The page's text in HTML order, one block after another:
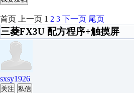
首页 上一页 1 2 3 下一页 尾页
三菱FX3U 配方程序+触摸屏
sxsy1926
关注 私信